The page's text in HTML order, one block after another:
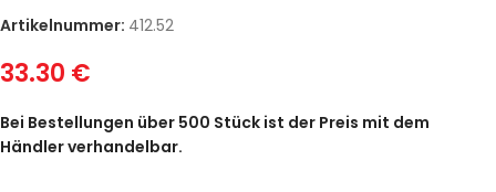
Artikelnummer: 412.52
33.30 €
Bei Bestellungen über 500 Stück ist der Preis mit dem
Händler verhandelbar.